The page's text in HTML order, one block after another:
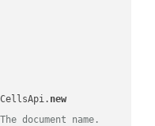
new
document name.